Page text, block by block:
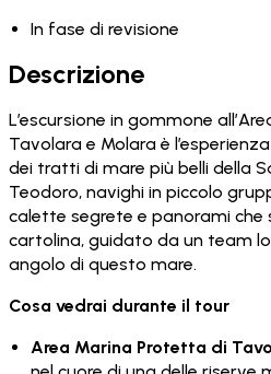
In fase di revisione
Descrizione
L’escursione in gommone
Tavolara e Molara è
dei tratti di mare più belli della
Teodoro, navighi in piccolo
calette segrete e panorami che
cartolina, guidato da un team
angolo di questo mare.
Cosa vedrai durante il tour
Area Marina Protetta di